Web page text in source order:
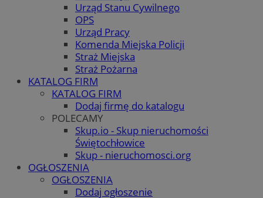
Urząd Stanu Cywilnego
OPS
Urząd Pracy
Komenda Miejska Policji
Straż Miejska
Straż Pożarna
KATALOG FIRM
KATALOG FIRM
Dodaj firmę do katalogu
POLECAMY
Skup.io - Skup nieruchomości
Świętochłowice
Skup - nieruchomosci.org
OGŁOSZENIA
OGŁOSZENIA
Dodaj ogłoszenie